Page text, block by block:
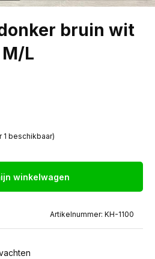
bruin wit
L
1 beschikbaar)
winkelwagen
Artikelnummer: KH-1100